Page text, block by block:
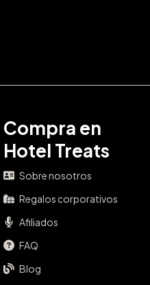
Compra en
Hotel Treats
Sobre nosotros
Regalos corporativos
Afiliados
FAQ
Blog